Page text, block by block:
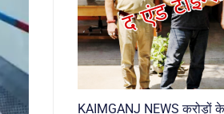
KAIMGANJ NEWS करोड़ों